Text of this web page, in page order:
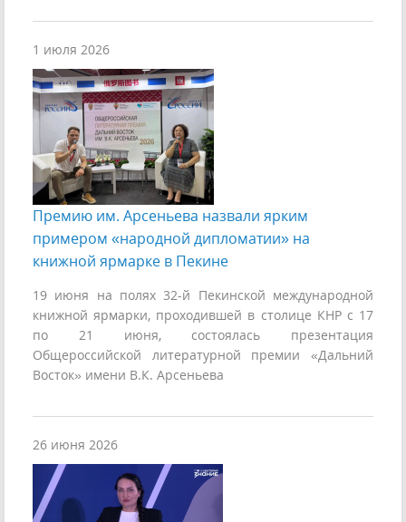
1 июля 2026
Премию им. Арсеньева назвали ярким
примером «народной дипломатии» на
книжной ярмарке в Пекине
19 июня на полях 32-й Пекинской международной
книжной ярмарки, проходившей в столице КНР с 17
по 21 июня, состоялась презентация
Общероссийской литературной премии «Дальний
Восток» имени В.К. Арсеньева
26 июня 2026